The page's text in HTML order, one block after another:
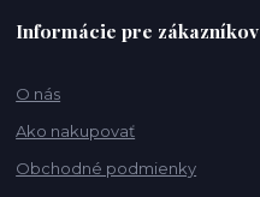
Informácie pre zákazníkov
O nás
Ako nakupovať
Obchodné podmienky